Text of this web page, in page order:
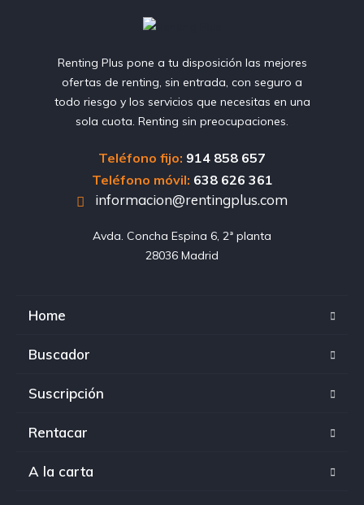
Renting Plus pone a tu disposición las mejores
ofertas de renting, sin entrada, con seguro a
todo riesgo y los servicios que necesitas en una
sola cuota. Renting sin preocupaciones.
Teléfono fijo: 914 858 657
Teléfono móvil: 638 626 361
informacion@rentingplus.com
Avda. Concha Espina 6, 2ª planta
28036 Madrid
Home
Buscador
Suscripción
Rentacar
A la carta